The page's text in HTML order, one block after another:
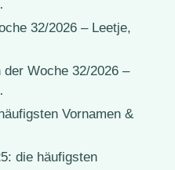
32/2026 – Leetje,
der Woche 32/2026 –
Vornamen &
die häufigsten